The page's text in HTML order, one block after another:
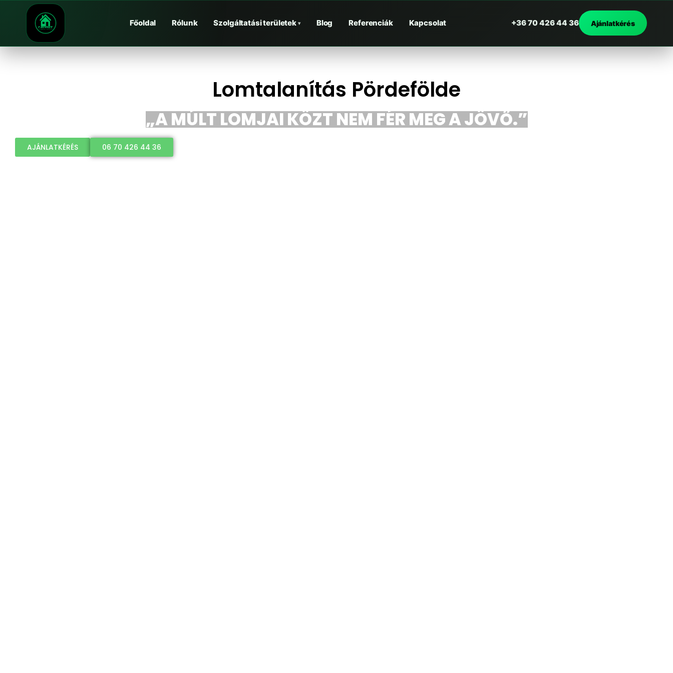
Főoldal Rólunk Szolgáltatási területek ▾ Blog Referenciák Kapcsolat +36 70 426 44 36 Ajánlatkérés
Lomtalanítás Pördefölde
„A MÚLT LOMJAI KÖZT NEM FÉR MEG A JÖVŐ.”
AJÁNLATKÉRÉS 06 70 426 44 36